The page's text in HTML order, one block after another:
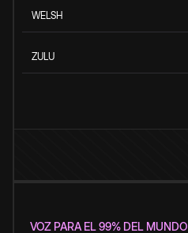
WELSH
ZULU
VOZ PARA EL 99% DEL MUNDO